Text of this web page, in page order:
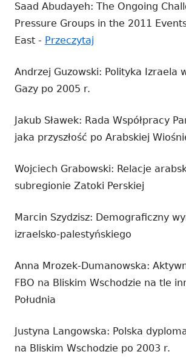
Saad Abudayeh: The Ongoing
Pressure Groups in the 2011
East - Przeczytaj
się
oknie
Andrzej Guzowski: Polityka Izraela
Gazy po 2005 r.
Jakub Sławek: Rada Współpracy
jaka przyszłość po Arabskiej
Wojciech Grabowski: Relacje
subregionie Zatoki Perskiej
Marcin Szydzisz: Demograficzny
izraelsko-palestyńskiego
Anna Mrozek-Dumanowska:
FBO na Bliskim Wschodzie na tle
Południa
Justyna Langowska: Polska
na Bliskim Wschodzie po 2003 r.